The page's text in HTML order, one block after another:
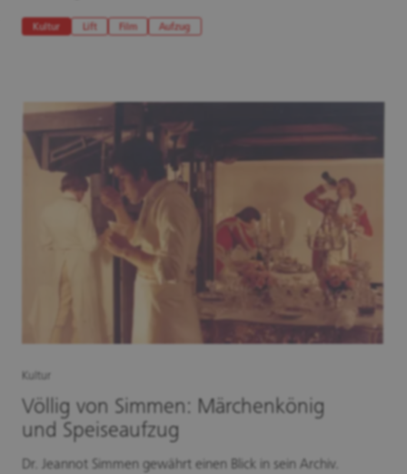
Kultur Lift Film Aufzug
Kultur
Völlig von Simmen: Märchenkönig
und Speiseaufzug
Dr. Jeannot Simmen gewährt einen Blick in sein Archiv.